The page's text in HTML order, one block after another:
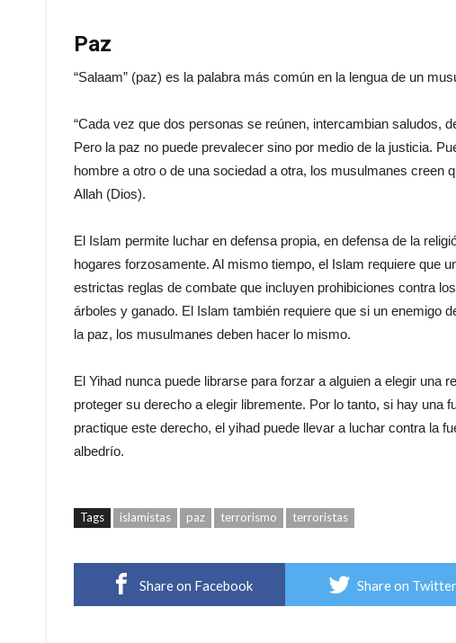
Paz
“Salaam” (paz) es la palabra más común en la lengua de un
“Cada vez que dos personas se reúnen, intercambian saludos,
Pero la paz no puede prevalecer sino por medio de la justicia.
hombre a otro o de una sociedad a otra, los musulmanes creen
Allah (Dios).
El Islam permite luchar en defensa propia, en defensa de la
hogares forzosamente. Al mismo tiempo, el Islam requiere que
estrictas reglas de combate que incluyen prohibiciones contra
árboles y ganado. El Islam también requiere que si un enemigo
la paz, los musulmanes deben hacer lo mismo.
El Yihad nunca puede librarse para forzar a alguien a elegir una
proteger su derecho a elegir libremente. Por lo tanto, si hay una
practique este derecho, el yihad puede llevar a luchar contra la
albedrío.
Tags islamistas paz terrorismo terroristas
Share on Facebook Share on Twitter